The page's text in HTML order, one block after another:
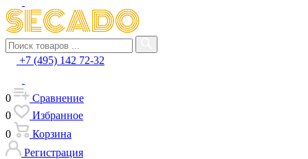
+7 (495) 142 72-32
0
Сравнение
0
Избранное
0
Корзина
Регистрация